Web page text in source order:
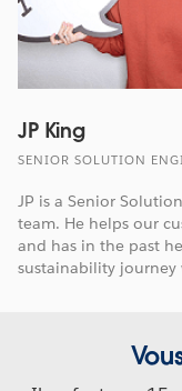
JP King
SENIOR SOLUTION
JP is a Senior
team. He helps our
and has in the past
sustainability journey